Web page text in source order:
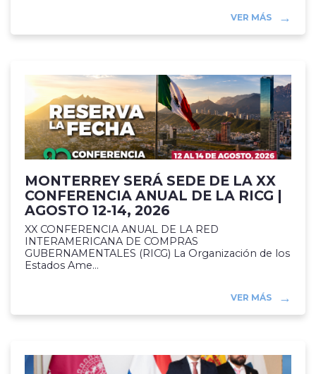
VER MÁS
MONTERREY SERÁ SEDE DE LA XX
CONFERENCIA ANUAL DE LA RICG |
AGOSTO 12-14, 2026
XX CONFERENCIA ANUAL DE LA RED
INTERAMERICANA DE COMPRAS
GUBERNAMENTALES (RICG) La Organización de los
Estados Ame...
VER MÁS